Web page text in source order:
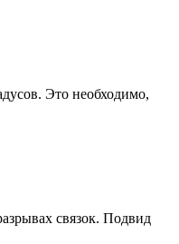
Это необходимо,
связок. Подвид